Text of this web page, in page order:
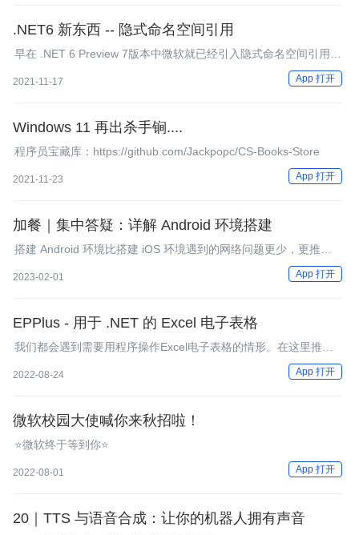
.NET6 新东西 -- 隐式命名空间引用
早在 .NET 6 Preview 7版本中微软就已经引入隐式命名空间引用。
在.NET Preview 7这个版本中这个功能是默认开启的，如果需要禁
用它的化就需要配置DisableImplicitNamespaceImports来禁用，
需要通过
2021-11-17 App 打开
Windows 11 再出杀手锏....
程序员宝藏库：https://github.com/Jackpopc/CS-Books-Store
2021-11-23 App 打开
加餐｜集中答疑：详解 Android 环境搭建
搭建 Android 环境比搭建 iOS 环境遇到的网络问题更少，更推荐新
2023-02-01 App 打开
EPPlus - 用于 .NET 的 Excel 电子表格
我们都会遇到需要用程序操作Excel电子表格的情形。在这里推荐
2022-08-24 App 打开
微软校园大使喊你来秋招啦！
⭐️微软终于等到你⭐️
2022-08-01 App 打开
20｜TTS 与语音合成：让你的机器人拥有声音